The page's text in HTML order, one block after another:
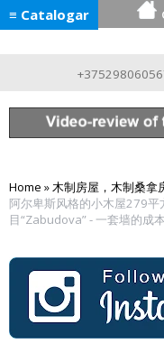
≡ Catalogar
Home »木制房屋，木制桑拿
阿尔卑斯风格的小木屋279
目“Zabudova” - 一套墙的成